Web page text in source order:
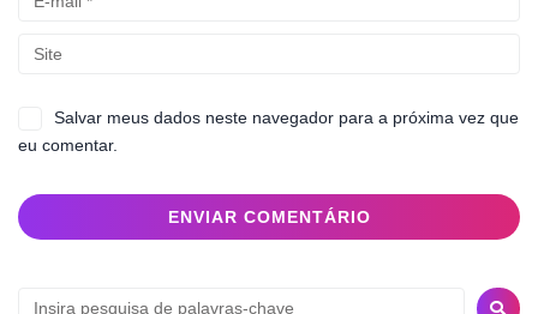
Salvar meus dados neste navegador para a próxima vez que
eu comentar.